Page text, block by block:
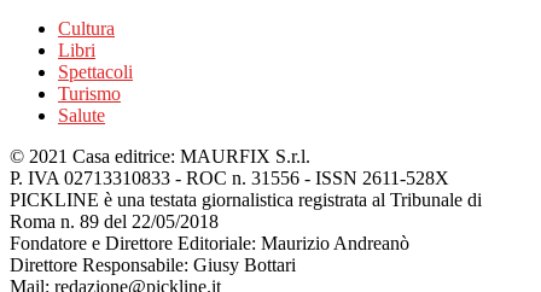
Cultura
Libri
Spettacoli
Turismo
Salute
© 2021 Casa editrice: MAURFIX S.r.l.
P. IVA 02713310833 - ROC n. 31556 - ISSN 2611-528X
PICKLINE è una testata giornalistica registrata al Tribunale di
Roma n. 89 del 22/05/2018
Fondatore e Direttore Editoriale: Maurizio Andreanò
Direttore Responsabile: Giusy Bottari
Mail: redazione@pickline.it